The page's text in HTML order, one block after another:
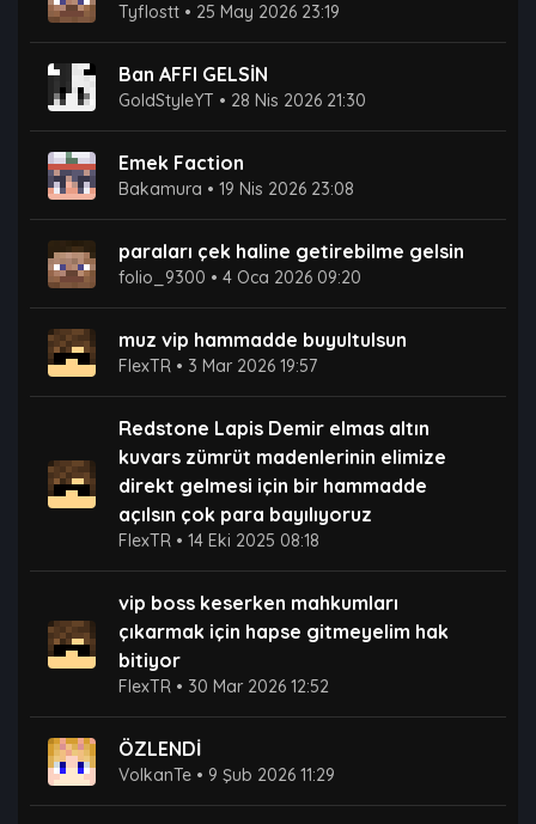
Tyflostt • 25 May 2026 23:19
Ban AFFI GELSİN
GoldStyleYT • 28 Nis 2026 21:30
Emek Faction
Bakamura • 19 Nis 2026 23:08
paraları çek haline getirebilme gelsin
folio_9300 • 4 Oca 2026 09:20
muz vip hammadde buyultulsun
FlexTR • 3 Mar 2026 19:57
Redstone Lapis Demir elmas altın
kuvars zümrüt madenlerinin elimize
direkt gelmesi için bir hammadde
açılsın çok para bayılıyoruz
FlexTR • 14 Eki 2025 08:18
vip boss keserken mahkumları
çıkarmak için hapse gitmeyelim hak
bitiyor
FlexTR • 30 Mar 2026 12:52
ÖZLENDİ
VolkanTe • 9 Şub 2026 11:29